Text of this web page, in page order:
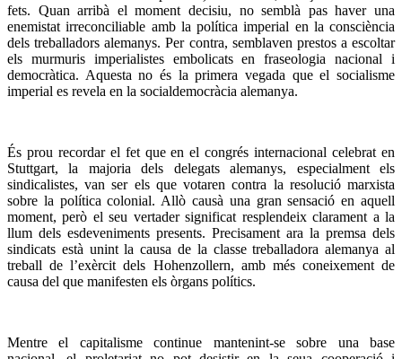
fets. Quan arribà el moment decisiu, no semblà pas haver una
enemistat irreconciliable amb la política imperial en la consciència
dels treballadors alemanys. Per contra, semblaven prestos a escoltar
els murmuris imperialistes embolicats en fraseologia nacional i
democràtica. Aquesta no és la primera vegada que el socialisme
imperial es revela en la socialdemocràcia alemanya.
És prou recordar el fet que en el congrés internacional celebrat en
Stuttgart, la majoria dels delegats alemanys, especialment els
sindicalistes, van ser els que votaren contra la resolució marxista
sobre la política colonial. Allò causà una gran sensació en aquell
moment, però el seu vertader significat resplendeix clarament a la
llum dels esdeveniments presents. Precisament ara la premsa dels
sindicats està unint la causa de la classe treballadora alemanya al
treball de l’exèrcit dels Hohenzollern, amb més coneixement de
causa del que manifesten els òrgans polítics.
Mentre el capitalisme continue mantenint-se sobre una base